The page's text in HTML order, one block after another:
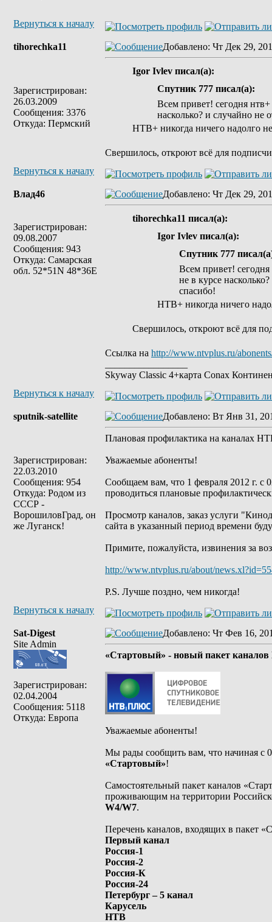
Вернуться к началу
tihorechka11
Зарегистрирован:
26.03.2009
Сообщения: 3376
Откуда: Пермский
Добавлено: Чт Дек 29,
Igor Ivlev писал(а):
Спутник 777 писал(а):
Всем привет! сегодня
насколько? и случайно не
НТВ+ никогда ничего надолго
Свершилось, откроют всё для
Вернуться к началу
Влад46
Зарегистрирован:
09.08.2007
Сообщения: 943
Откуда: Самарская
обл. 52*51N 48*36E
Добавлено: Чт Дек 29,
tihorechka11 писал(а):
Igor Ivlev писал(а):
Спутник 777
Всем привет!
не в курсе
спасибо!
НТВ+ никогда ничего
Свершилось, откроют всё для
Ссылка на http://www.ntvplus.ru/
Skyway Classic 4+карта Conax
Вернуться к началу
sputnik-satellite
Зарегистрирован:
22.03.2010
Сообщения: 954
Откуда: Родом из
СССР -
ВорошиловГрад, он
же Луганск!
Добавлено: Вт Янв 31,
Плановая профилактика на каналах
Уважаемые абоненты!
Сообщаем вам, что 1 февраля 2012 г.
проводиться плановые
Просмотр каналов, заказ услуги
сайта в указанный период времени
Примите, пожалуйста, извинения за
http://www.ntvplus.ru/about/
P.S. Лучше поздно, чем никогда!
Вернуться к началу
Sat-Digest
Site Admin
Зарегистрирован:
02.04.2004
Сообщения: 5118
Откуда: Европа
Добавлено: Чт Фев 16,
«Стартовый» - новый пакет
Уважаемые абоненты!
Мы рады сообщить вам, что начиная с
«Стартовый»!
Самостоятельный пакет каналов
проживающим на территории
W4/W7.
Перечень каналов, входящих в пакет
Первый канал
Россия-1
Россия-2
Россия-К
Россия-24
Петербург – 5 канал
Карусель
НТВ